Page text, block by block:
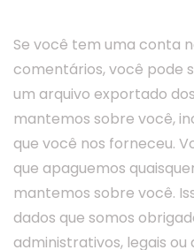
Se você tem uma conta
comentários, você pode
um arquivo exportado
mantemos sobre você,
que você nos forneceu.
que apaguemos
mantemos sobre você.
dados que somos
administrativos, legais ou